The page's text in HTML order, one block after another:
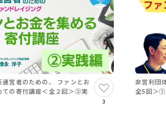
営者のための、 ファンとお
ての寄付講座＜全２回＞②実
3
非営利団
全5回＞①